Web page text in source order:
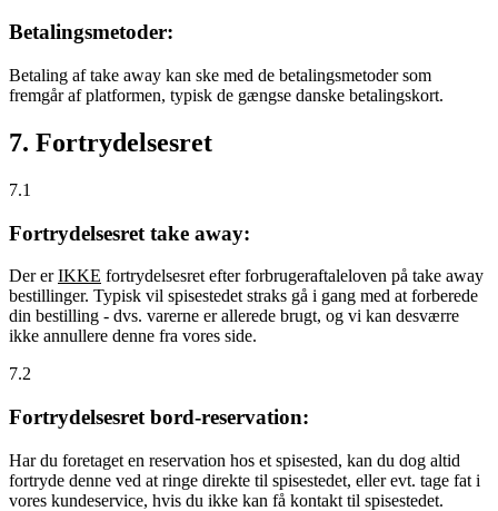
Betalingsmetoder:
Betaling af take away kan ske med de betalingsmetoder som
fremgår af platformen, typisk de gængse danske betalingskort.
7. Fortrydelsesret
7.1
Fortrydelsesret take away:
Der erIKKE fortrydelsesret efter forbrugeraftaleloven på take away
bestillinger. Typisk vil spisestedet straks gå i gang med at forberede
din bestilling - dvs. varerne er allerede brugt, og vi kan desværre
ikke annullere denne fra vores side.
7.2
Fortrydelsesret bord-reservation:
Har du foretaget en reservation hos et spisested, kan du dog altid
fortryde denne ved at ringe direkte til spisestedet, eller evt. tage fat i
vores kundeservice, hvis du ikke kan få kontakt til spisestedet.